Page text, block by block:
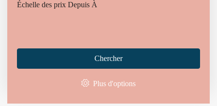
Échelle des prix Depuis À
Chercher
Plus d'options
Location de Goélette